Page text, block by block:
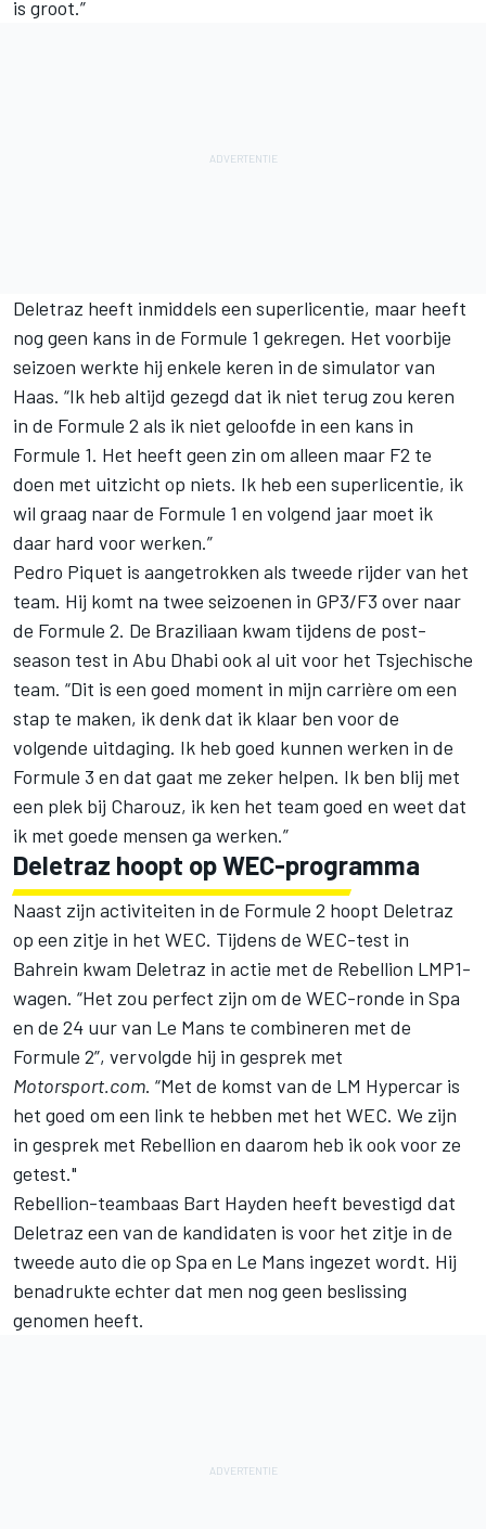
is groot.”
Deletraz heeft inmiddels een superlicentie, maar heeft
nog geen kans in de Formule 1 gekregen. Het voorbije
seizoen werkte hij enkele keren in de simulator van
Haas. “Ik heb altijd gezegd dat ik niet terug zou keren
in de Formule 2 als ik niet geloofde in een kans in
Formule 1. Het heeft geen zin om alleen maar F2 te
doen met uitzicht op niets. Ik heb een superlicentie, ik
wil graag naar de Formule 1 en volgend jaar moet ik
daar hard voor werken.”
Pedro Piquet is aangetrokken als tweede rijder van het
team. Hij komt na twee seizoenen in GP3/F3 over naar
de Formule 2. De Braziliaan kwam tijdens de post-
season test in Abu Dhabi ook al uit voor het Tsjechische
team. “Dit is een goed moment in mijn carrière om een
stap te maken, ik denk dat ik klaar ben voor de
volgende uitdaging. Ik heb goed kunnen werken in de
Formule 3 en dat gaat me zeker helpen. Ik ben blij met
een plek bij Charouz, ik ken het team goed en weet dat
ik met goede mensen ga werken.”
Deletraz hoopt op WEC-programma
Naast zijn activiteiten in de Formule 2 hoopt Deletraz
op een zitje in het WEC. Tijdens de WEC-test in
Bahrein kwam Deletraz in actie met de Rebellion LMP1-
wagen. “Het zou perfect zijn om de WEC-ronde in Spa
en de 24 uur van Le Mans te combineren met de
Formule 2”, vervolgde hij in gesprek met
Motorsport.com. “Met de komst van de LM Hypercar is
het goed om een link te hebben met het WEC. We zijn
in gesprek met Rebellion en daarom heb ik ook voor ze
getest."
Rebellion-teambaas Bart Hayden heeft bevestigd dat
Deletraz een van de kandidaten is voor het zitje in de
tweede auto die op Spa en Le Mans ingezet wordt. Hij
benadrukte echter dat men nog geen beslissing
genomen heeft.